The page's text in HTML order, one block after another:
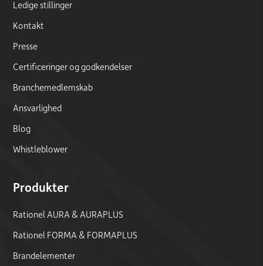
Ledige stillinger
Kontakt
Presse
Certificeringer og godkendelser
Branchemedlemskab
Ansvarlighed
Blog
Whistleblower
Produkter
Rationel AURA & AURAPLUS
Rationel FORMA & FORMAPLUS
Brandelementer